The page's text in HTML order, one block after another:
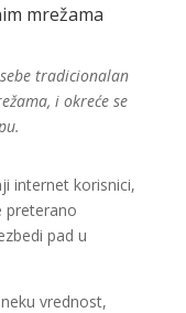
mrežama
tradicionalan
i okreće se
internet korisnici,
preterano
pad u
vrednost,